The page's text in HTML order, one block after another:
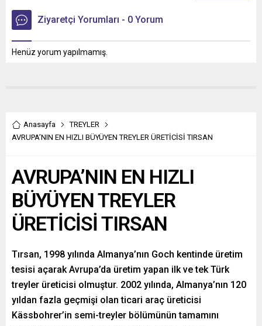
Ziyaretçi Yorumları - 0 Yorum
Henüz yorum yapılmamış.
Anasayfa
TREYLER
AVRUPA’NIN EN HIZLI BÜYÜYEN TREYLER ÜRETİCİSİ TIRSAN
AVRUPA’NIN EN HIZLI
BÜYÜYEN TREYLER
ÜRETİCİSİ TIRSAN
Tırsan, 1998 yılında Almanya’nın Goch kentinde üretim
tesisi açarak Avrupa’da üretim yapan ilk ve tek Türk
treyler üreticisi olmuştur. 2002 yılında, Almanya’nın 120
yıldan fazla geçmişi olan ticari araç üreticisi
Kässbohrer’in semi-treyler bölümünün tamamını